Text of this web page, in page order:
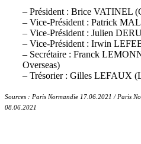
– Président : Brice VATINEL
– Vice-Président : Patrick
– Vice-Président : Julien
– Vice-Président : Irwin
– Secrétaire : Franck
Overseas)
– Trésorier : Gilles LEFAUX
Sources : Paris Normandie 17.06.2021 / Paris
08.06.2021